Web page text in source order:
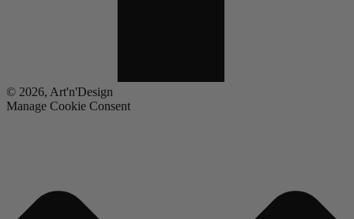
© 2026, Art'n'Design
Manage Cookie Consent